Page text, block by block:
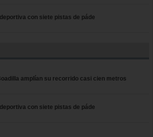
con siete pistas de páde
amplían su recorrido casi cien metros
con siete pistas de páde